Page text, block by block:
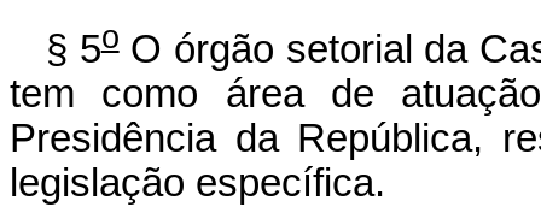
§ 5oO órgão setorial da
tem como área de
Presidência da República,
legislação específica.